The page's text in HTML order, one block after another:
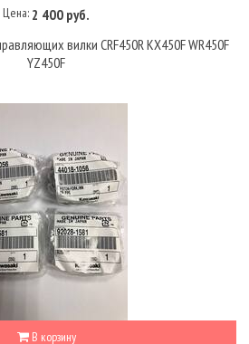
Цена: 2 400 руб.
вилки CRF450R KX450F WR450F
YZ450F
В корзину